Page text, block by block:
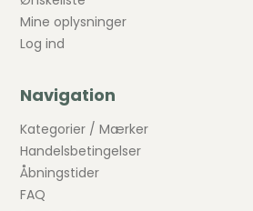
Mine oplysninger
Log ind
Navigation
Kategorier / Mærker
Handelsbetingelser
Åbningstider
FAQ